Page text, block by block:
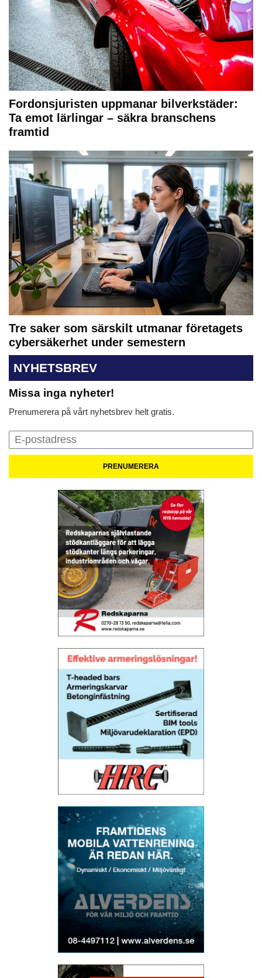
Fordonsjuristen uppmanar bilverkstäder:
Ta emot lärlingar – säkra branschens
framtid
Tre saker som särskilt utmanar företagets
cybersäkerhet under semestern
NYHETSBREV
Missa inga nyheter!
Prenumerera på vårt nyhetsbrev helt gratis.